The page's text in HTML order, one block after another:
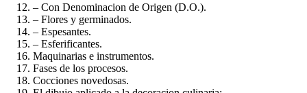
– Con Denominacion de Origen (D.O.).
– Flores y germinados.
– Espesantes.
– Esferificantes.
Maquinarias e instrumentos.
Fases de los procesos.
Cocciones novedosas.